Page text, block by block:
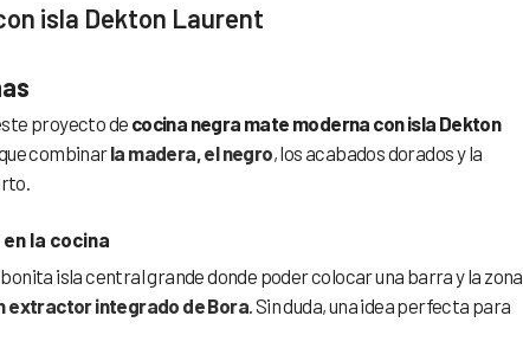
isla Dekton Laurent
proyecto de cocina negra mate moderna con isla Dekton
combinarla madera, el negro, los acabados dorados y la
la cocina
isla central grande donde poder colocar una barra y la zona
extractor integrado de Bora . Sin duda, una idea perfecta para